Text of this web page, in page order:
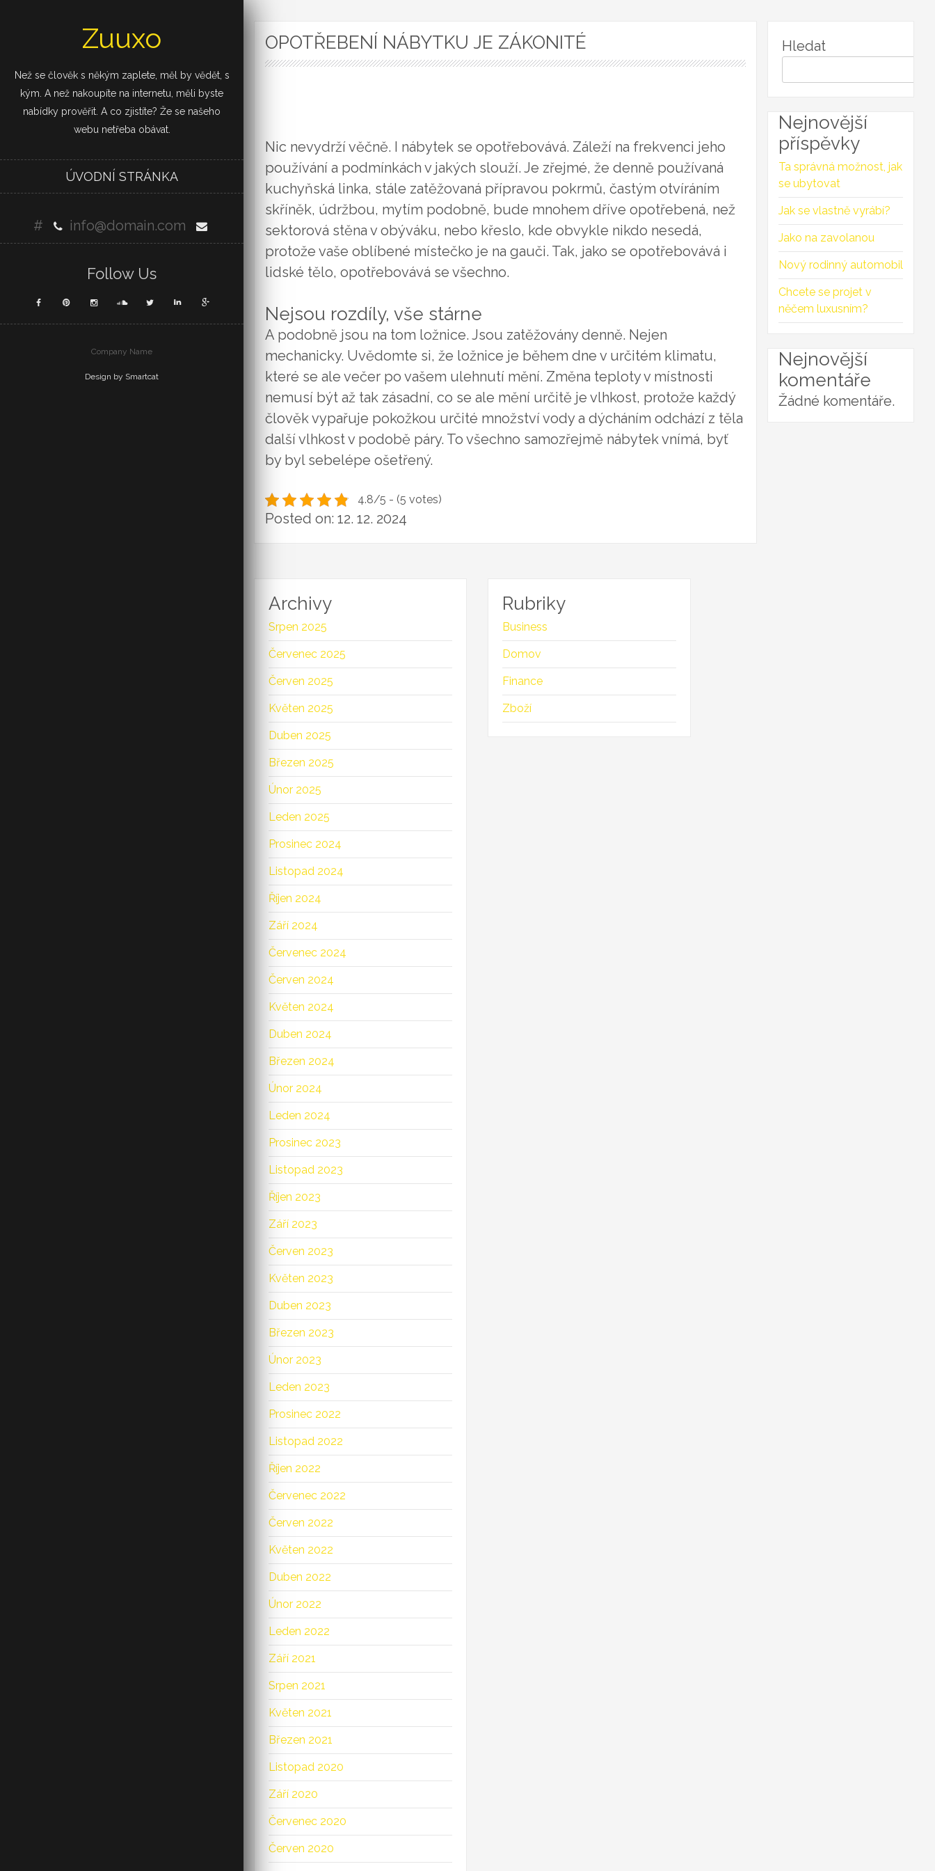
Zuuxo
Než se člověk s někým zaplete, měl by vědět, s
kým. A než nakoupíte na internetu, měli byste
nabídky prověřit. A co zjistíte? Že se našeho
webu netřeba obávat.
ÚVODNÍ STRÁNKA
# info@domain.com
Follow Us
Company Name
Design by Smartcat
OPOTŘEBENÍ NÁBYTKU JE ZÁKONITÉ
Nic nevydrží věčně. I nábytek se opotřebovává. Záleží na frekvenci jeho
používání a podmínkách v jakých slouží. Je zřejmé, že denně používaná
kuchyňská linka, stále zatěžovaná přípravou pokrmů, častým otvíráním
skříněk, údržbou, mytím podobně, bude mnohem dříve opotřebená, než
sektorová stěna v obýváku, nebo křeslo, kde obvykle nikdo nesedá,
protože vaše oblíbené místečko je na gauči. Tak, jako se opotřebovává i
lidské tělo, opotřebovává se všechno.
Nejsou rozdíly, vše stárne
A podobně jsou na tom ložnice. Jsou zatěžovány denně. Nejen
mechanicky. Uvědomte si, že ložnice je během dne v určitém klimatu,
které se ale večer po vašem ulehnutí mění. Změna teploty v místnosti
nemusí být až tak zásadní, co se ale mění určitě je vlhkost, protože každý
člověk vypařuje pokožkou určité množství vody a dýcháním odchází z těla
další vlhkost v podobě páry. To všechno samozřejmě nábytek vnímá, byť
by byl sebelépe ošetřený.
4.8/5 - (5 votes)
Posted on: 12. 12. 2024
Hledat
Nejnovější
příspěvky
Ta správná možnost, jak
se ubytovat
Jak se vlastně vyrábí?
Jako na zavolanou
Nový rodinný automobil
Chcete se projet v
něčem luxusním?
Nejnovější
komentáře
Žádné komentáře.
Archivy
Srpen 2025
Červenec 2025
Červen 2025
Květen 2025
Duben 2025
Březen 2025
Únor 2025
Leden 2025
Prosinec 2024
Listopad 2024
Říjen 2024
Září 2024
Červenec 2024
Červen 2024
Květen 2024
Duben 2024
Březen 2024
Únor 2024
Leden 2024
Prosinec 2023
Listopad 2023
Říjen 2023
Září 2023
Červen 2023
Květen 2023
Duben 2023
Březen 2023
Únor 2023
Leden 2023
Prosinec 2022
Listopad 2022
Říjen 2022
Červenec 2022
Červen 2022
Květen 2022
Duben 2022
Únor 2022
Leden 2022
Září 2021
Srpen 2021
Květen 2021
Březen 2021
Listopad 2020
Září 2020
Červenec 2020
Červen 2020
Rubriky
Business
Domov
Finance
Zboží